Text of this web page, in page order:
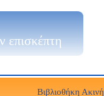
επισκέπτη
Βιβλιοθήκη